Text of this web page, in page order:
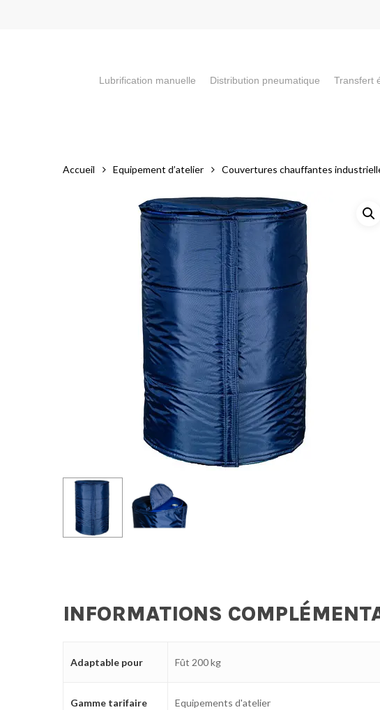
Lubrification manuelle Distribution pneumatique Transfert
Accueil Equipement d’atelier Couvertures chauffantes
INFORMATIONS
Adaptable pour Fût 200 kg
Gamme tarifaire Equipements d'atelier